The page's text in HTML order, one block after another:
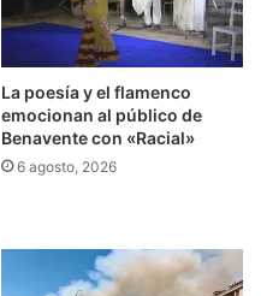
La poesía y el flamenco
emocionan al público de
Benavente con «Racial»
6 agosto, 2026